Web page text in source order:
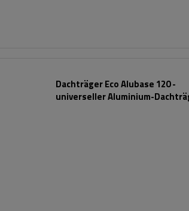
Dachträger Eco Alubase 120 -
universeller Aluminium-